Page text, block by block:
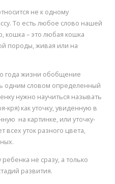
не к одному
То есть любое слово нашей
– это любая кошка
породы, живая или на
года жизни обобщение
одним словом определенный
нужно научиться называть
кря) как уточку, увиденную в
на картинке, или уточку-
всех уток разного цвета,
не сразу, а только
развития.